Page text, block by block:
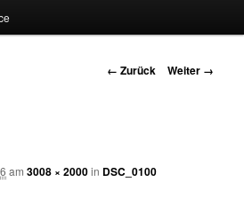
Bilder-
← Zurück Weiter →
am3008 × 2000in DSC_0100